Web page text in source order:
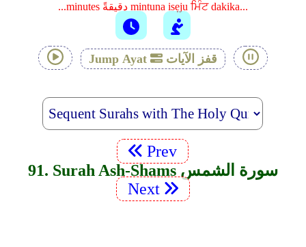
...minutes دقيقةً mintuna isẹju ਮਿੰਟ dakika...
Jump Ayat قفز الآيات
Prev
91. Surah Ash-Shams سورة الشمس
Next